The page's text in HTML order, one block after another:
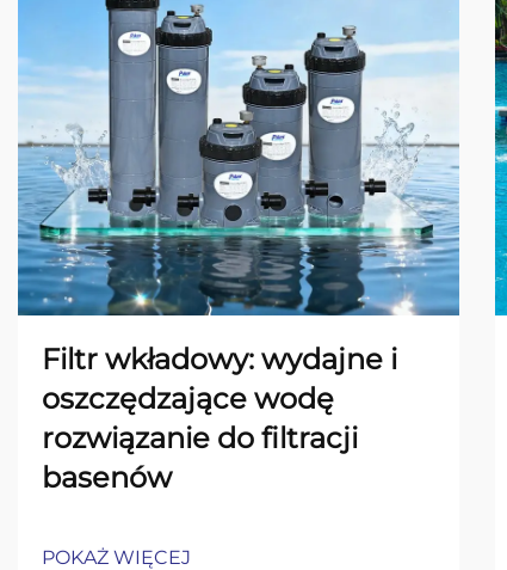
Filtr wkładowy: wydajne i
oszczędzające wodę
rozwiązanie do filtracji
basenów
POKAŻ WIĘCEJ